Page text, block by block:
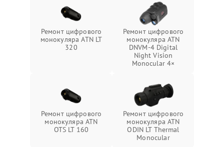
Ремонт цифрового
монокуляра ATN LT
320
Ремонт цифрового
монокуляра ATN
DNVM-4 Digital
Night Vision
Monocular 4×
Ремонт цифрового
монокуляра ATN
OTS LT 160
Ремонт цифрового
монокуляра ATN
ODIN LT Thermal
Monocular